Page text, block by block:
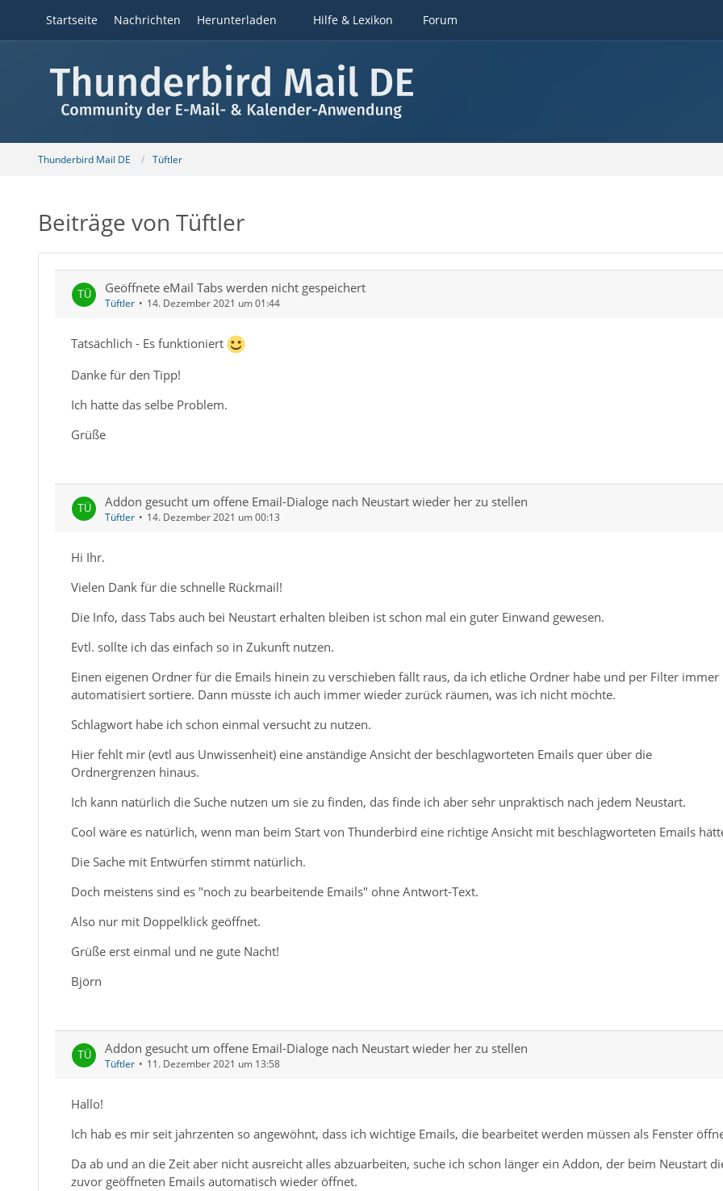
Startseite Nachrichten Herunterladen Hilfe & Lexikon Forum
Thunderbird Mail DE Tüftler
Beiträge von Tüftler
Geöffnete eMail Tabs werden nicht gespeichert
Tüftler 14. Dezember 2021 um 01:44
Tatsächlich - Es funktioniert
Danke für den Tipp!
Ich hatte das selbe Problem.
Grüße
Addon gesucht um offene Email-Dialoge nach Neustart wieder her zu stellen
Tüftler 14. Dezember 2021 um 00:13
Hi Ihr.
Vielen Dank für die schnelle Rückmail!
Die Info, dass Tabs auch bei Neustart erhalten bleiben ist schon mal ein guter Einwand gewesen.
Evtl. sollte ich das einfach so in Zukunft nutzen.
Einen eigenen Ordner für die Emails hinein zu verschieben fällt raus, da ich etliche Ordner habe und per Filter immer
automatisiert sortiere. Dann müsste ich auch immer wieder zurück räumen, was ich nicht möchte.
Schlagwort habe ich schon einmal versucht zu nutzen.
Hier fehlt mir (evtl aus Unwissenheit) eine anständige Ansicht der beschlagworteten Emails quer über die
Ordnergrenzen hinaus.
Ich kann natürlich die Suche nutzen um sie zu finden, das finde ich aber sehr unpraktisch nach jedem Neustart.
Cool wäre es natürlich, wenn man beim Start von Thunderbird eine richtige Ansicht mit beschlagworteten Emails
Die Sache mit Entwürfen stimmt natürlich.
Doch meistens sind es "noch zu bearbeitende Emails" ohne Antwort-Text.
Also nur mit Doppelklick geöffnet.
Grüße erst einmal und ne gute Nacht!
Björn
Addon gesucht um offene Email-Dialoge nach Neustart wieder her zu stellen
Tüftler 11. Dezember 2021 um 13:58
Hallo!
Ich hab es mir seit jahrzenten so angewöhnt, dass ich wichtige Emails, die bearbeitet werden müssen als Fenster
Da ab und an die Zeit aber nicht ausreicht alles abzuarbeiten, suche ich schon länger ein Addon, der beim Neustart
zuvor geöffneten Emails automatisch wieder öffnet.